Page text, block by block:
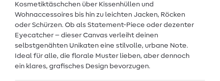
Kosmetiktäschchen über Kissenhüllen und
Wohnaccessoires bis hin zu leichten Jacken, Röcken
oder Schürzen. Ob als Statement-Piece oder dezenter
Eyecatcher – dieser Canvas verleiht deinen
selbstgenähten Unikaten eine stilvolle, urbane Note.
Ideal für alle, die florale Muster lieben, aber dennoch
ein klares, grafisches Design bevorzugen.